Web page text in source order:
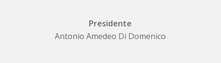
Presidente
Antonio Amedeo Di Domenico